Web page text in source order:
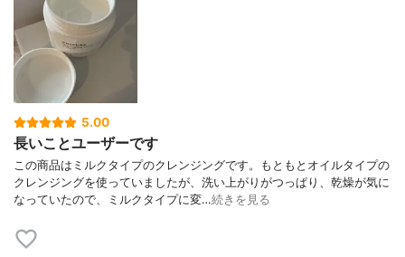
5.00
長いことユーザーです
この商品はミルクタイプのクレンジングです。もともとオイルタイプの
クレンジングを使っていましたが、洗い上がりがつっぱり、乾燥が気に
なっていたので、ミルクタイプに変…続きを見る